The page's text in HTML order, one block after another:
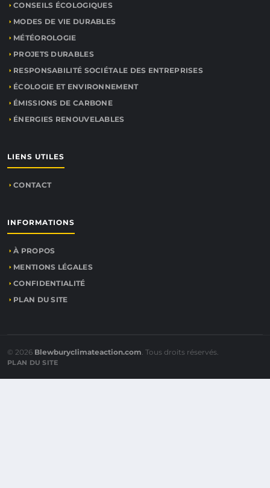
CONSEILS ÉCOLOGIQUES
MODES DE VIE DURABLES
MÉTÉOROLOGIE
PROJETS DURABLES
RESPONSABILITÉ SOCIÉTALE DES ENTREPRISES
ÉCOLOGIE ET ENVIRONNEMENT
ÉMISSIONS DE CARBONE
ÉNERGIES RENOUVELABLES
LIENS UTILES
CONTACT
INFORMATIONS
À PROPOS
MENTIONS LÉGALES
CONFIDENTIALITÉ
PLAN DU SITE
© 2026 Blewburyclimateaction.com. Tous droits réservés.
PLAN DU SITE